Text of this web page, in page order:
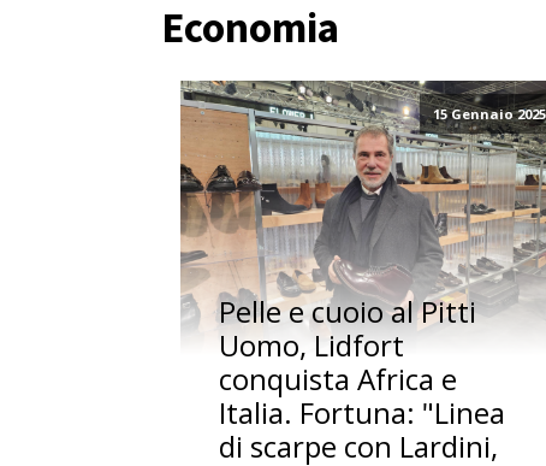
Economia
15 Gennaio 2025
Pelle e cuoio al Pitti
Uomo, Lidfort
conquista Africa e
Italia. Fortuna: "Linea
di scarpe con Lardini,